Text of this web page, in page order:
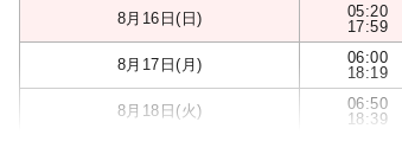
8月16日(日)
05:20
17:59
8月17日(月)
06:00
18:19
8月18日(火)
06:50
18:39